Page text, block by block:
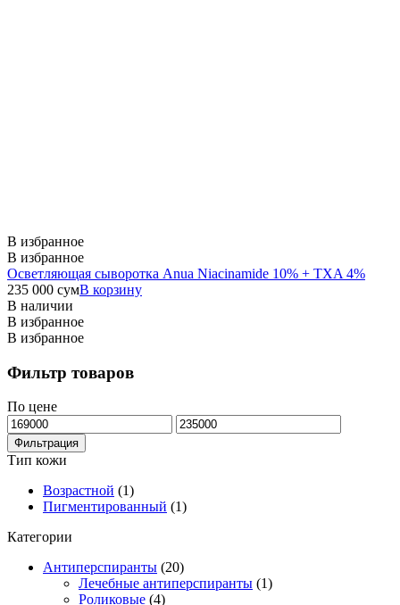
В избранное
В избранное
Осветляющая сыворотка Anua Niacinamide 10% + TXA 4%
235 000 сумВ корзину
В наличии
В избранное
В избранное
Фильтр товаров
По цене
Минимальная
цена
Максимальная
цена
Фильтрация
Тип кожи
Возрастной (1)
Пигментированный (1)
Категории
Антиперспиранты (20)
Лечебные антиперспиранты (1)
Роликовые (4)